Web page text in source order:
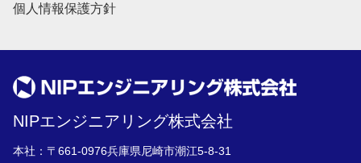
個人情報保護方針
NIPエンジニアリング株式会社
本社：〒661-0976兵庫県尼崎市潮江5-8-31